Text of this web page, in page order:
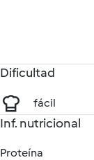
Dificultad
fácil
Inf. nutricional
Proteína